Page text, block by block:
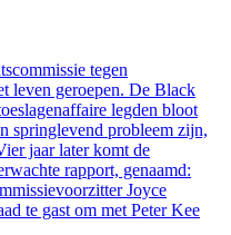
tegen
leven geroepen. De Black
legden bloot
springlevend probleem zijn,
jaar later komt de
rapport, genaamd:
Joyce
te gast om met Peter Kee